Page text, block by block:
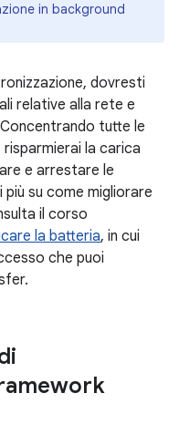
in background
dovresti
relative alla rete e
tutte le
la carica
e arrestare le
su come migliorare
il corso
la batteria, in cui
che puoi